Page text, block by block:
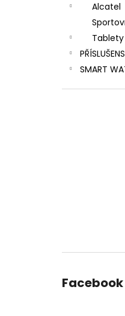
Alcatel
Tablety
SMART
Facebook